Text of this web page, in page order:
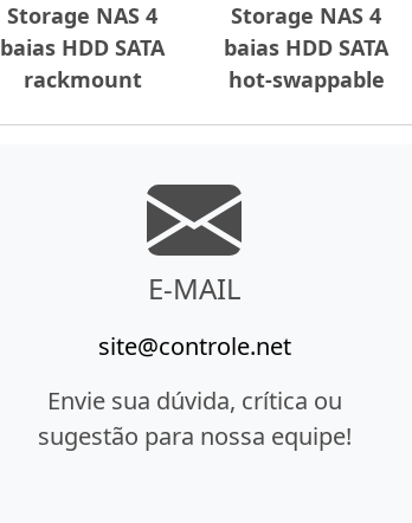
Storage NAS 4
baias HDD SATA
rackmount
Storage NAS 4
baias HDD SATA
hot-swappable
E-MAIL
site@controle.net
Envie sua dúvida, crítica ou
sugestão para nossa equipe!